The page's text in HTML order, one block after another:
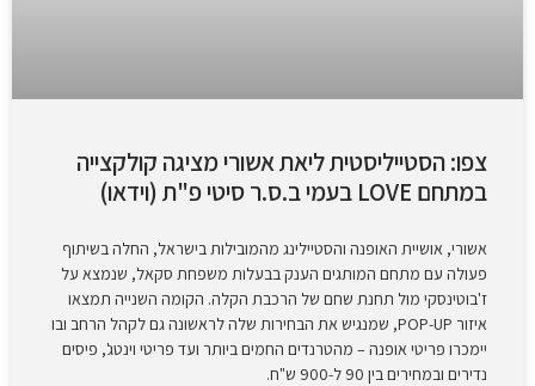
צפו: הסטייליסטית ליאת אשורי מציגה קולקצייה
במתחם LOVE בעמי ב.ס.ר סיטי פ"ת (וידאו)
אשורי, אושיית האופנה והסטיילינג מהמובילות בישראל, החלה בשיתוף
פעולה עם מתחם המותגים הענק בבעלות משפחת סקאל, שנמצא על
ז'בוטינסקי מול תחנת שחם של הרכבת הקלה. הקומה השנייה תמצאו
איזור POP-UP, שמנגיש את הבחירות שלה לראשונה גם לקהל הרחב ובו
יימכרו פריטי אופנה – מהטרנדים החמים ביותר ועד פריטי וינטג', פיסים
נדירים ובמחירים בין 90 ל-900 ש"ח.